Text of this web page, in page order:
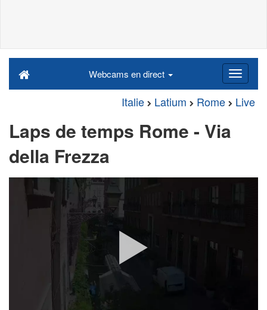
Webcams en direct
Italie Latium Rome Live
Laps de temps Rome - Via
della Frezza